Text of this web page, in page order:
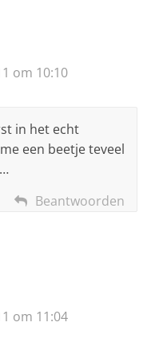
om 10:10
in het echt
een beetje teveel
Beantwoorden
om 11:04